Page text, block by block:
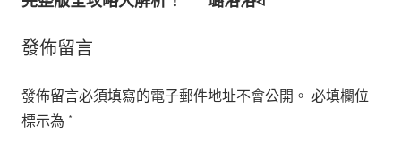
發佈留言
發佈留言必須填寫的電子郵件地址不會公開。 必填欄位
標示為 *